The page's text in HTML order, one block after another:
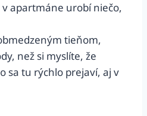
apartmáne urobí niečo,
tieňom,
než si myslíte, že
sa tu rýchlo prejaví, aj v